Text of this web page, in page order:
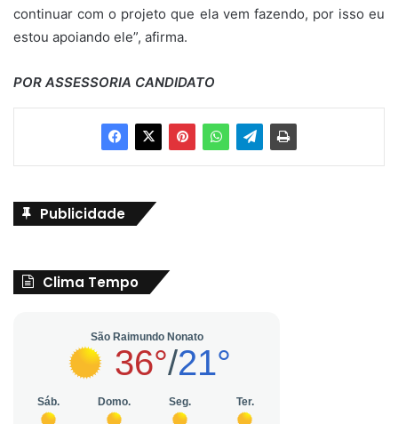
continuar com o projeto que ela vem fazendo, por isso eu
estou apoiando ele”, afirma.
POR ASSESSORIA CANDIDATO
Publicidade
Clima Tempo